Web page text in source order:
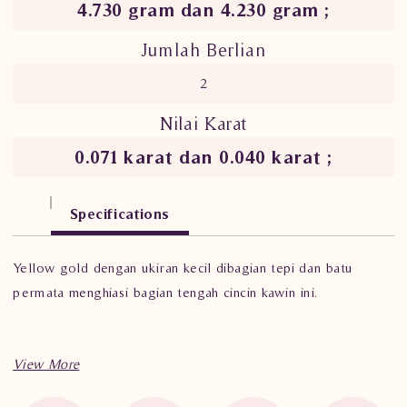
4.730 gram dan 4.230 gram ;
Jumlah Berlian
2
Nilai Karat
0.071 karat dan 0.040 karat ;
Specifications
Yellow gold dengan ukiran kecil dibagian tepi dan batu
permata menghiasi bagian tengah cincin kawin ini.
Spesifikasi penting untuk